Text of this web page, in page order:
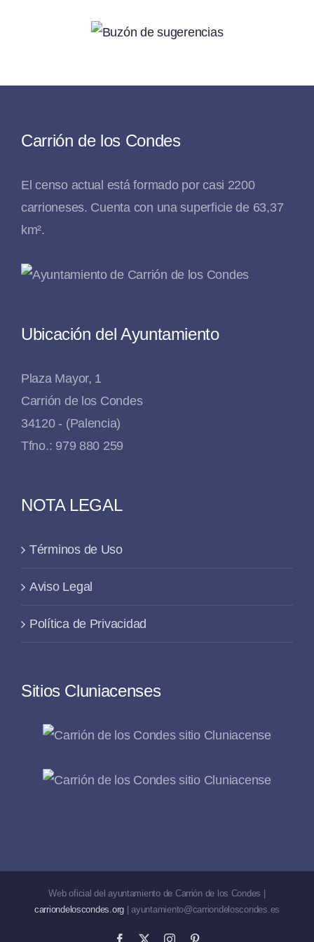
Carrión de los Condes
El censo actual está formado por casi 2200
carrioneses. Cuenta con una superficie de 63,37
km².
Ubicación del Ayuntamiento
Plaza Mayor, 1
Carrión de los Condes
34120 - (Palencia)
Tfno.: 979 880 259
NOTA LEGAL
Términos de Uso
Aviso Legal
Política de Privacidad
Sitios Cluniacenses
Web oficial del ayuntamiento de Carrión de los Condes |
carriondeloscondes.org | ayuntamiento@carriondeloscondes.es
Facebook InstagramPinterest